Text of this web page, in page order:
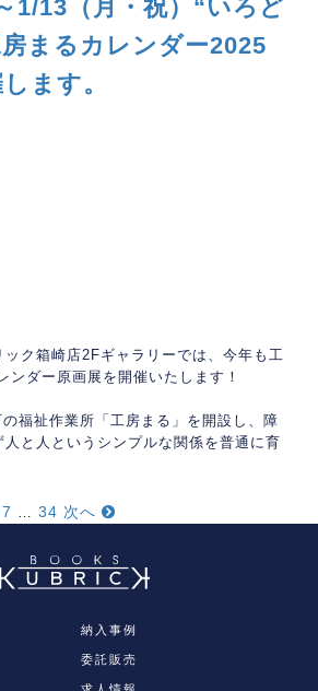
1/13（月・祝）“いろど
まるカレンダー2025
ます。
ク箱崎店2Fギャラリーでは、今年も工
ンダー原画展を開催いたします！
福祉作業所「工房まる」を開設し、障
と人というシンプルな関係を普通に育
7 … 34 次へ
納入事例
委託販売